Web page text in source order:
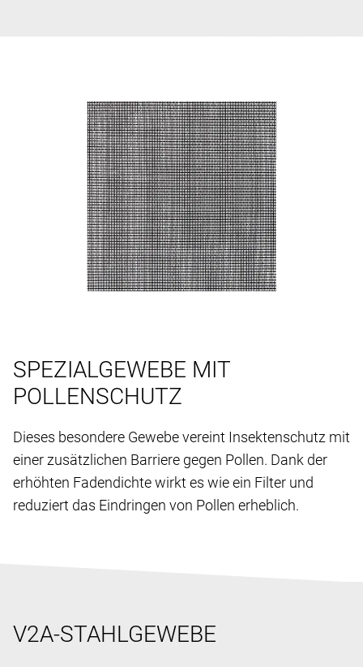
SPEZIALGEWEBE MIT
POLLENSCHUTZ
Dieses besondere Gewebe vereint Insektenschutz mit
einer zusätzlichen Barriere gegen Pollen. Dank der
erhöhten Fadendichte wirkt es wie ein Filter und
reduziert das Eindringen von Pollen erheblich.
V2A-STAHLGEWEBE